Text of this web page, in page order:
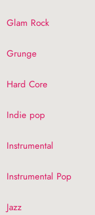
Glam Rock
Grunge
Hard Core
Indie pop
Instrumental
Instrumental Pop
Jazz